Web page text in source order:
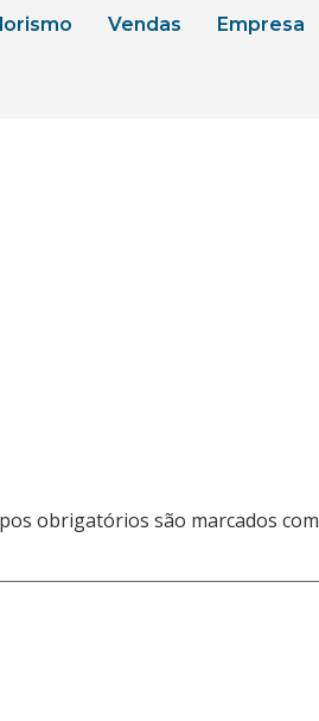
Vendas Empresa
obrigatórios são marcados com